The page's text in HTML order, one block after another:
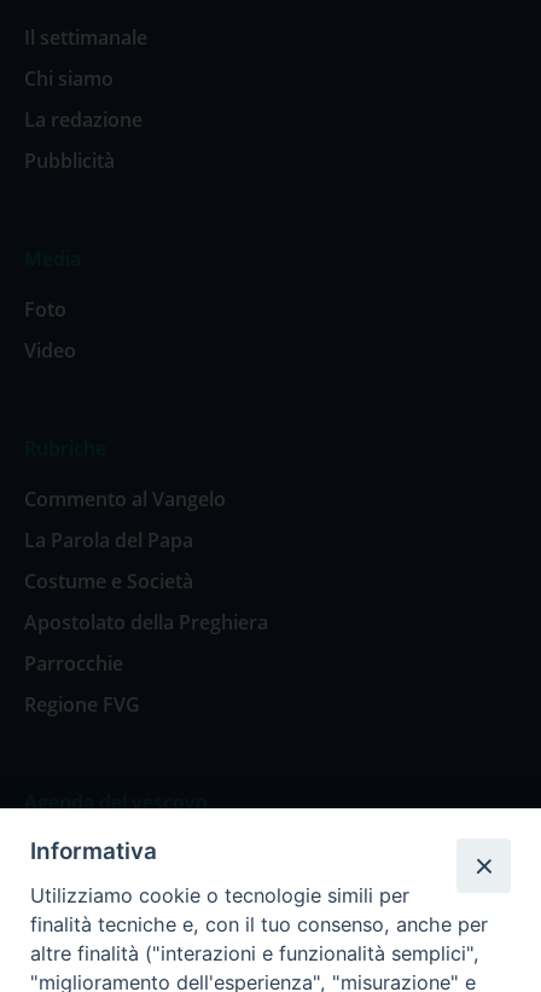
Il settimanale
Chi siamo
La redazione
Pubblicità
Foto
Video
Commento al Vangelo
La Parola del Papa
Costume e Società
Apostolato della Preghiera
Parrocchie
Regione FVG
Agenda del vescovo
Agenda del vescovo
Informativa
Utilizziamo cookie o tecnologie simili per
finalità tecniche e, con il tuo consenso, anche per
altre finalità ("interazioni e funzionalità semplici",
"miglioramento dell'esperienza", "misurazione" e